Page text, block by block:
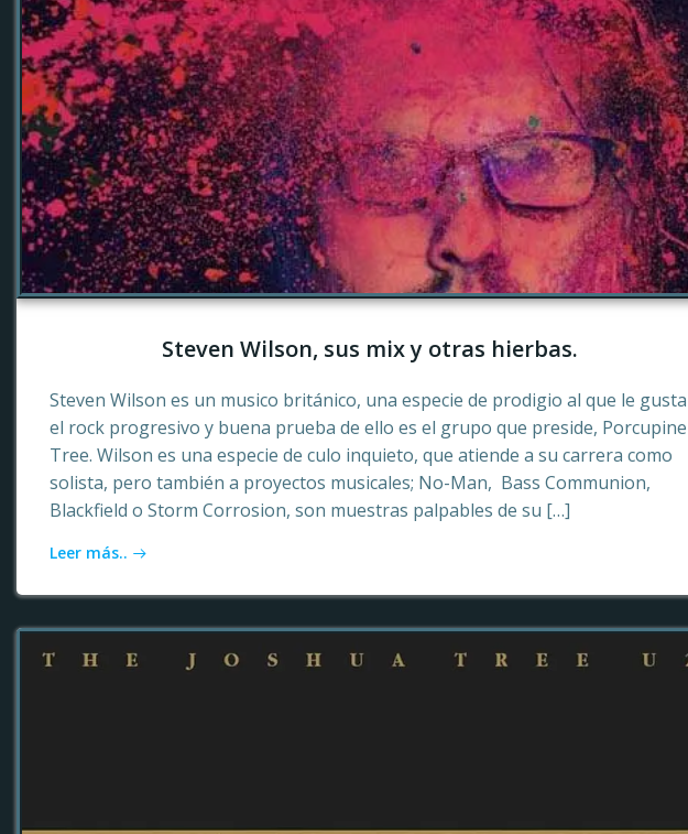
Steven Wilson, sus mix y otras hierbas.
Steven Wilson es un musico británico, una especie de prodigio al que le gusta
el rock progresivo y buena prueba de ello es el grupo que preside, Porcupine
Tree. Wilson es una especie de culo inquieto, que atiende a su carrera como
solista, pero también a proyectos musicales; No-Man, Bass Communion,
Blackfield o Storm Corrosion, son muestras palpables de su […]
Leer más..